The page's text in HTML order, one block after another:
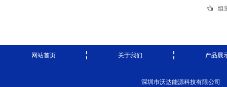
组
网站首页 关于我们 产品展
深圳市沃达能源科技有限公司